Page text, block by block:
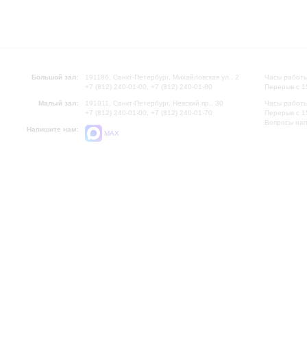
Большой зал:
191186, Санкт-Петербург, Михайловская ул., 2
+7 (812) 240-01-00, +7 (812) 240-01-80
Малый зал:
191011, Санкт-Петербург, Невский пр., 30
+7 (812) 240-01-00, +7 (812) 240-01-70
Напишите нам:
MAX
Часы
Перерыв с
Часы
Перерыв с
Вопросы